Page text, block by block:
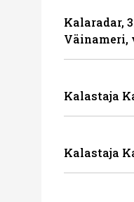
Kalaradar,
Väinameri,
Kalastaja
Kalastaja